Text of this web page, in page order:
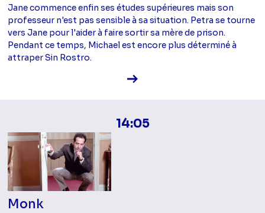
Jane commence enfin ses études supérieures mais son
professeur n'est pas sensible à sa situation. Petra se tourne
vers Jane pour l'aider à faire sortir sa mère de prison.
Pendant ce temps, Michael est encore plus déterminé à
attraper Sin Rostro.
Voir la fiche diffusion
14:05
Monk